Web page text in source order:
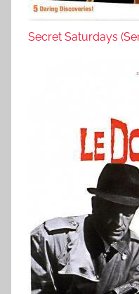
Secret Saturdays